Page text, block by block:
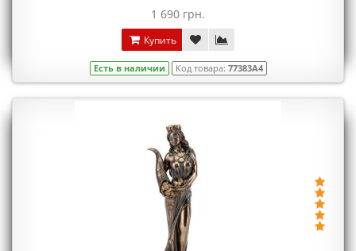
1 690 грн.
Купить
Есть в наличии Код товара: 77383A4